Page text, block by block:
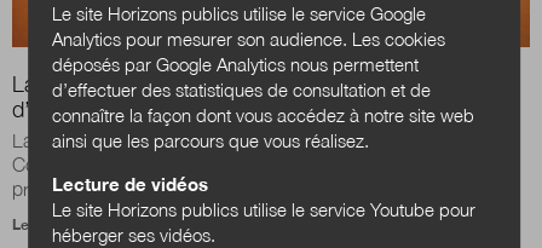
La gouvernance des programmes d’innovation : retour
d’expérience de Territoires d’innovation en santé
La gouvernance, dimension ignorée et pourtant centrale.
Comment mieux la prendre en compte dans la conception de
programmes d’innovation et d...
Le 2 septembre 2024
Le site Horizons publics utilise le service Google
Analytics pour mesurer son audience. Les cookies
déposés par Google Analytics nous permettent
d’effectuer des statistiques de consultation et de
connaître la façon dont vous accédez à notre site web
ainsi que les parcours que vous réalisez.
Lecture de vidéos
Le site Horizons publics utilise le service Youtube pour
héberger ses vidéos.